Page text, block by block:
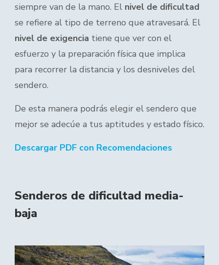
siempre van de la mano. El nivel de dificultad
se refiere al tipo de terreno que atravesará. El
nivel de exigencia tiene que ver con el
esfuerzo y la preparación física que implica
para recorrer la distancia y los desniveles del
sendero.
De esta manera podrás elegir el sendero que
mejor se adecúe a tus aptitudes y estado físico.
Descargar PDF con Recomendaciones
Senderos de dificultad media-
baja